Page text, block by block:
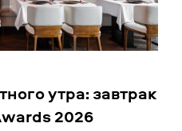
утра: завтрак
2026